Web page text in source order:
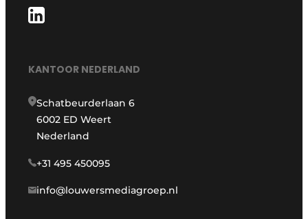
KANTOOR NEDERLAND
Schatbeurderlaan 6
6002 ED Weert
Nederland
+31 495 450095
info@louwersmediagroep.nl